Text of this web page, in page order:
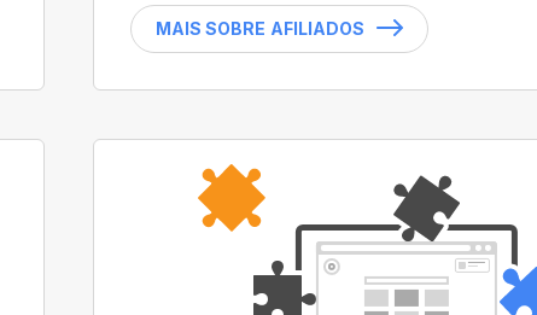
MAIS SOBRE AFILIADOS